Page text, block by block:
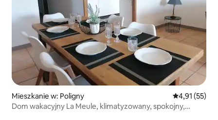
Mieszkanie w: Poligny Średnia
4,91 (55)
Dom wakacyjny La Meule, klimatyzowany, spokojny,